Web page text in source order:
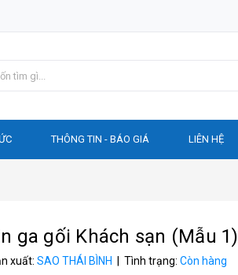
THÔNG TIN - BÁO GIÁ LIÊN HỆ
ga gối Khách sạn (Mẫu 1)
xuất: SAO THÁI BÌNH | Tình trạng: Còn hàng